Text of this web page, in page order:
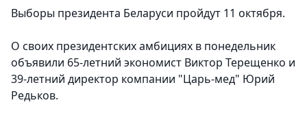
Выборы президента Беларуси пройдут 11 октября.
О своих президентских амбициях в понедельник
объявили 65-летний экономист Виктор Терещенко и
39-летний директор компании "Царь-мед" Юрий
Редьков.